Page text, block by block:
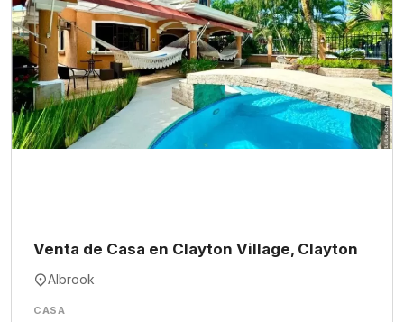
Venta de Casa en Clayton Village, Clayton
Albrook
CASA